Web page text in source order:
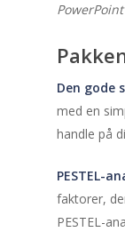
Den gode
med en
handle på
PESTEL-
faktorer,
PESTEL-